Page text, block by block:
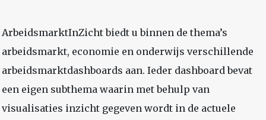
ArbeidsmarktInZicht biedt u binnen de thema’s
arbeidsmarkt, economie en onderwijs verschillende
arbeidsmarktdashboards aan. Ieder dashboard bevat
een eigen subthema waarin met behulp van
visualisaties inzicht gegeven wordt in de actuele